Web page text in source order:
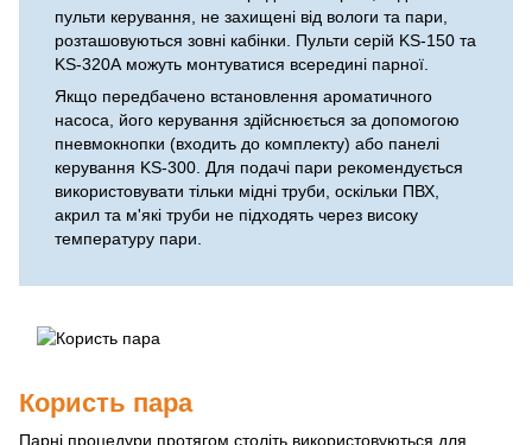
пульти керування, не захищені від вологи та пари,
розташовуються зовні кабінки. Пульти серій KS-150 та
KS-320А можуть монтуватися всередині парної.
Якщо передбачено встановлення ароматичного
насоса, його керування здійснюється за допомогою
пневмокнопки (входить до комплекту) або панелі
керування KS-300. Для подачі пари рекомендується
використовувати тільки мідні труби, оскільки ПВХ,
акрил та м'які труби не підходять через високу
температуру пари.
Користь пара
Парні процедури протягом століть використовуються для